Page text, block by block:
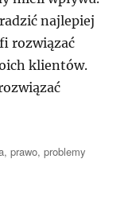
najlepiej
rozwiązać
klientów.
,prawo,problemy